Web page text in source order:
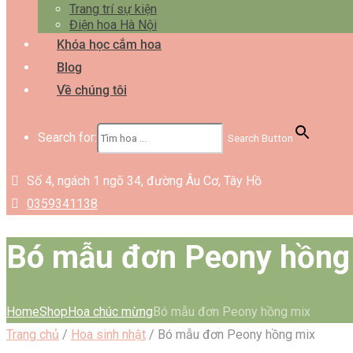
Trang trí sự kiện
Điện hoa Hà Nội
Khóa học cắm hoa
Blog
Về chúng tôi
Search for: Search Button
Số 4, ngách 1 ngõ 34, đường Âu Cơ, Tây Hồ
0359341138
Bó mẫu đơn Peony
HomeShopHoa chúc mừngBó mẫu đơn Peony hồng mix
Trang chủ / Hoa sinh nhật / Bó mẫu đơn Peony hồng mix